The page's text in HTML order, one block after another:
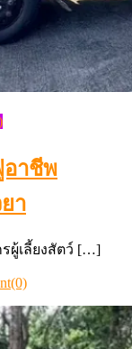
าชีพ
า
ผู้เลี้ยงสัตว์ […]